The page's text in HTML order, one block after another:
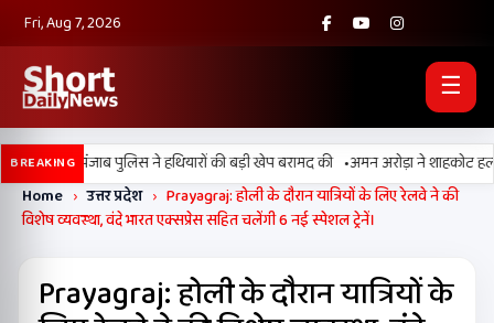
Fri, Aug 7, 2026
☰
BREAKING
BSF और पंजाब पुलिस ने हथियारों की बड़ी खेप बरामद की •अमन अरोड़ा ने शाहकोट हलके
Home › उत्तर प्रदेश › Prayagraj: होली के दौरान यात्रियों के लिए रेलवे ने की
विशेष व्यवस्था, वंदे भारत एक्सप्रेस सहित चलेंगी 6 नई स्पेशल ट्रेनें।
Prayagraj: होली के दौरान यात्रियों के